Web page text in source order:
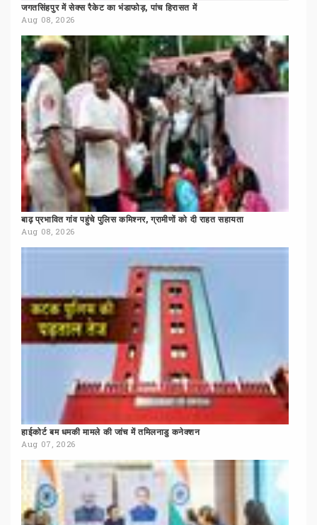
जगतसिंहपुर में सेक्स रैकेट का भंडाफोड़, पांच हिरासत में
Aug 08, 2026
बाढ़ प्रभावित गांव पहुंचे पुलिस कमिश्नर, ग्रामीणों को दी राहत सहायता
Aug 08, 2026
हाईकोर्ट बम धमकी मामले की जांच में तमिलनाडु कनेक्शन
Aug 07, 2026